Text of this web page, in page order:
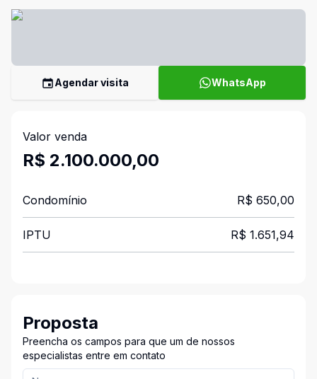
Agendar visita WhatsApp
Valor venda
R$ 2.100.000,00
Condomínio R$ 650,00
IPTU R$ 1.651,94
Proposta
Preencha os campos para que um de nossos
especialistas entre em contato